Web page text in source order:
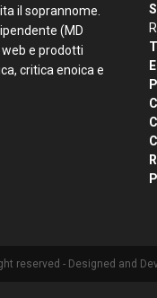
il soprannome.
(MD
e prodotti
critica enoica e
reserved - Designed and